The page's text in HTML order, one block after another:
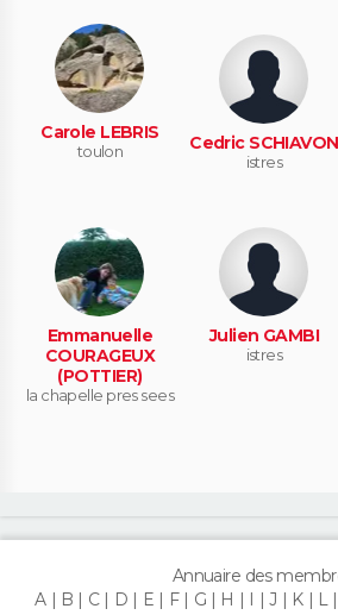
Carole LEBRIS
toulon Cedric SCHIAVON
istres
Emmanuelle
COURAGEUX
(POTTIER)
la chapelle pres sees
Julien GAMBI
istres
Annuaire des
A
B C D E F G H J K L